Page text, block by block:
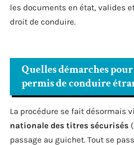
les documents en état, valides
droit de conduire.
Quelles démarches
permis de conduire
La procédure se fait désormais
nationale des titres sécurisés
passage au guichet. Tout se